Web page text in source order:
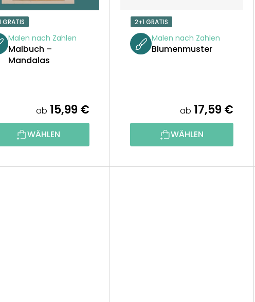
GRATIS
Malen nach Zahlen
Malbuch –
Mandalas
ab 15,99 €
WÄHLEN
2+1 GRATIS
Malen nach Zahlen
Blumenmuster
ab 17,59 €
WÄHLEN